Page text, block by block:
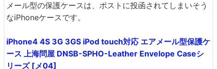
メール型の保護ケースは、ポストに投函されてしまいそう
なiPhoneケースです。
iPhone4 4S 3G 3GS iPod touch対応 エアメール型保護ケ
ース 上海問屋 DNSB-SPHO-Leather Envelope Caseシ
リーズ [メ04]